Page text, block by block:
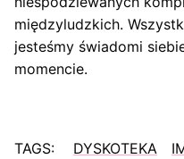
międzyludzkich.
jesteśmy świadomi
momencie.
TAGS: DYSKOTEKA